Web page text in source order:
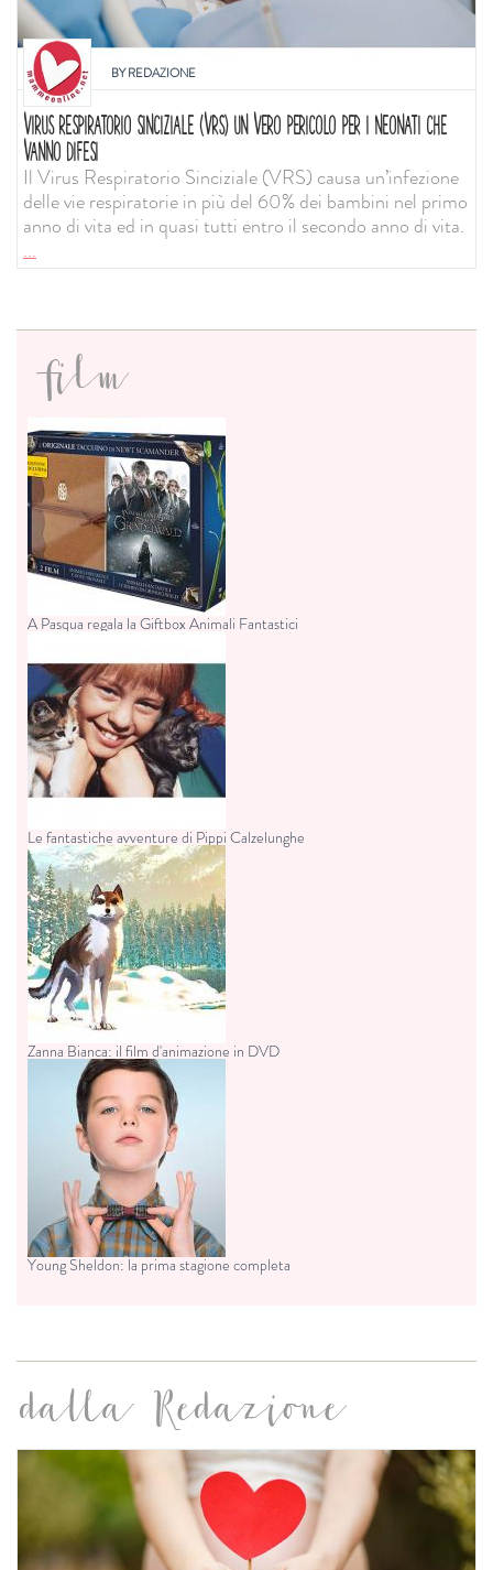
BYREDAZIONE
VIRUS RESPIRATORIO SINCIZIALE (VRS) UN VERO PERICOLO PER I NEONATI CHE
VANNO DIFESI
Il Virus Respiratorio Sinciziale (VRS) causa un’infezione
delle vie respiratorie in più del 60% dei bambini nel primo
anno di vita ed in quasi tutti entro il secondo anno di vita.
...
film
A Pasqua regala la Giftbox Animali Fantastici
Le fantastiche avventure di Pippi Calzelunghe
Zanna Bianca: il film d'animazione in DVD
Young Sheldon: la prima stagione completa
dalla Redazione